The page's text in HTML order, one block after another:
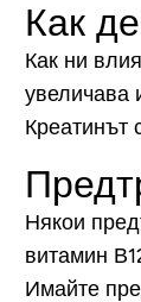
Как
Как ни
увеличава
Креатинът
Някои
витамин
Имайте